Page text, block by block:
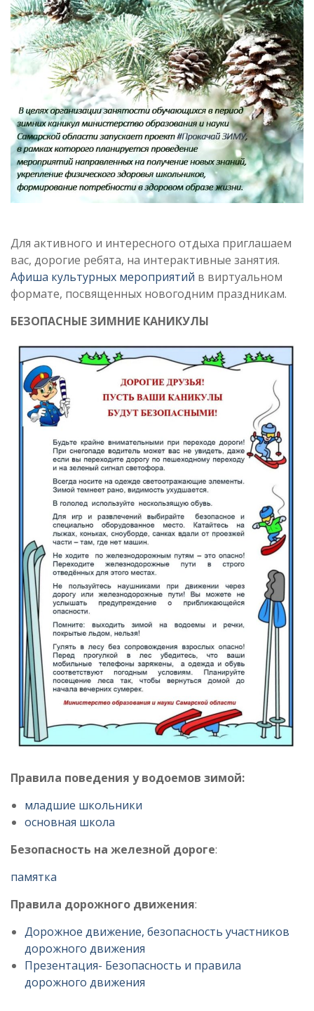
Для активного и интересного отдыха приглашаем
вас, дорогие ребята, на интерактивные занятия.
Афиша культурных мероприятий в виртуальном
формате, посвященных новогодним праздникам.
БЕЗОПАСНЫЕ ЗИМНИЕ КАНИКУЛЫ
Правила поведения у водоемов зимой:
младшие школьники
основная школа
Безопасность на железной дороге:
памятка
Правила дорожного движения:
Дорожное движение, безопасность участников
дорожного движения
Презентация- Безопасность и правила
дорожного движения